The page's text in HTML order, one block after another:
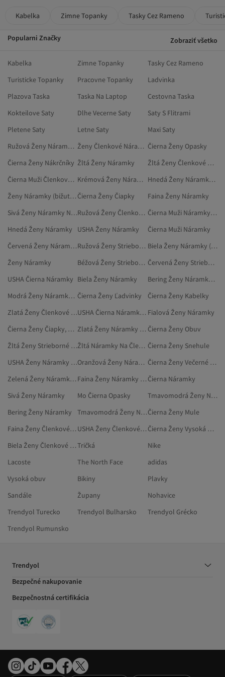
Kabelka Zimne Topanky Tasky Cez Rameno
Popularni Značky Zobraziť všetko
Kabelka Zimne Topanky
Tasky Cez Rameno
Turisticke Topanky
Pracovne Topanky
Ladvinka
Plazova Taska
Taska Na Laptop
Cestovna Taska
Kokteilove Saty
Dlhe Vecerne Saty
Saty S Flitrami
Pletene Saty
Letne Saty
Maxi Saty
Ružová Ženy Náramky (bižutéria)
Ženy Členkové Náramky (bižutéria) Čierna Ženy Opasky
Čierna Ženy Nákrčníky Žltá Ženy Náramky
Žltá Ženy Členkové Náramky (bižutéria)
Čierna Muži Členkové Náramky (bižutéria)
Krémová Ženy Náramky
Hnedá Ženy Náramky (bižutéria)
Ženy Náramky (bižutéria) Čierna Ženy Čiapky
Faina Ženy Náramky
Sivá Ženy Náramky Na Členok
Ružová Ženy Členkové Náramky (bižutéria)
Čierna Muži Náramky (bižutéria)
Hnedá Ženy Náramky
USHA Ženy Náramky
Čierna Muži Náramky
Červená Ženy Náramky (bižutéria)
Ružová Ženy Strieborné Náramky
Biela Ženy Náramky (bižutéria)
Ženy Náramky
Béžová Ženy Strieborné Náramky
Červená Ženy Strieborné Náramky
USHA Čierna Náramky Biela Ženy Náramky
Bering Ženy Náramky (bižutéria)
Modrá Ženy Náramky Na Členok Čierna Ženy Ľadvinky
Čierna Ženy Kabelky
Zlatá Ženy Členkové Náramky (bižutéria)
USHA Čierna Náramky (bižutéria) Fialová Ženy Náramky
Čierna Ženy Čiapky, Barety A Rukavice
Zlatá Ženy Náramky (bižutéria) Čierna Ženy Obuv
Žltá Ženy Strieborné Náramky
Žltá Náramky Na Členok Čierna Ženy Snehule
USHA Ženy Náramky (bižutéria)
Oranžová Ženy Náramky Na Členok
Čierna Ženy Večerné Kabelky
Zelená Ženy Náramky Na Členok
Faina Ženy Náramky (bižutéria) Čierna Náramky
Sivá Ženy Náramky
Mo Čierna Opasky
Tmavomodrá Ženy Náramky (bižutéria)
Bering Ženy Náramky
Tmavomodrá Ženy NáramkyČierna Ženy Mule
Faina Ženy Členkové Náramky (bižutéria)
USHA Ženy Členkové Náramky (bižutéria)
Čierna Ženy Vysoká Obuv
Biela Ženy Členkové Náramky (bižutéria)Tričká
Nike
Lacoste
The North Face
adidas
Vysoká obuv
Bikiny
Plavky
Sandále
Župany
Nohavice
Trendyol Turecko
Trendyol Bulharsko
Trendyol Grécko
Trendyol Rumunsko
Trendyol
Bezpečné nakupovanie
Bezpečnostná certifikácia